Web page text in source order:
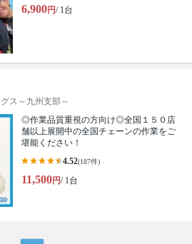
6,900円/ 1台
ス～九州支部～
◎作業品質重視の方向け◎全国１５０店
舗以上展開中の全国チェーンの作業をご
堪能ください！
4.52(187件)
11,500円/ 1台